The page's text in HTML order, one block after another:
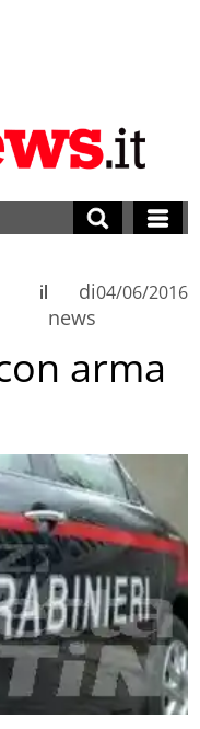
di
news
il 04/06/2016
arma